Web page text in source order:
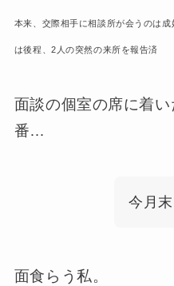
本来、交際相手に相談所が会うのは
は後程、2人の突然の来所を報告済
面談の個室の席に着
番…
今月
面食らう私。